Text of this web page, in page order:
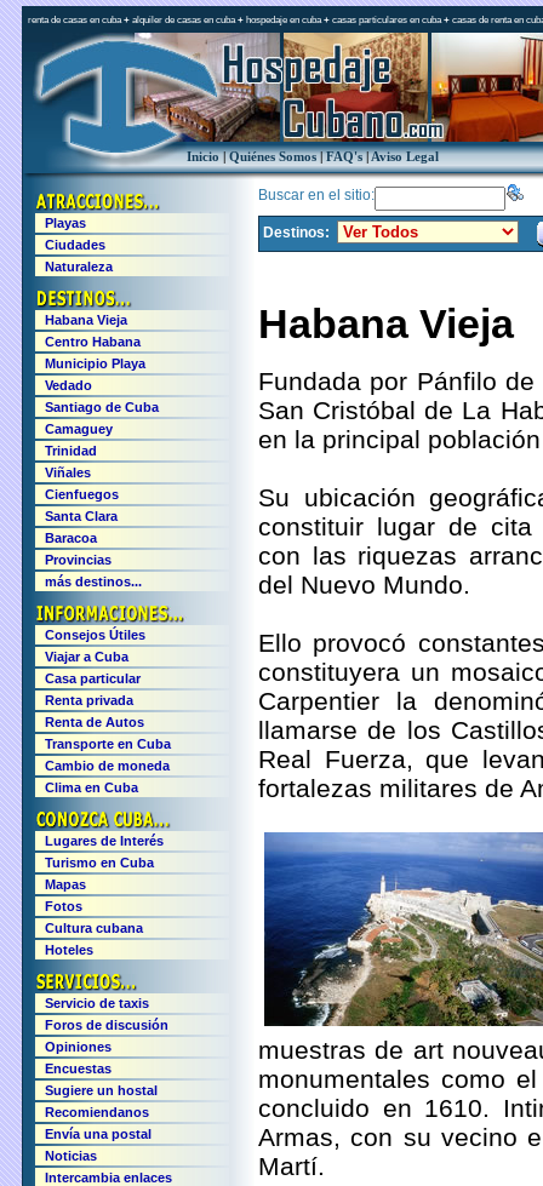
renta de casas en cuba+ alquiler de casas en cuba+ hospedaje en cuba+ casas particulares en cuba+ casas de renta en
Inicio|Quiénes Somos|FAQ's|Aviso Legal
Buscar en el sitio:
Destinos:
Habana Vieja
Fundada por Pánfilo
San Cristóbal de La
en la principal
Su ubicación
constituir lugar de
con las riquezas
del Nuevo Mundo.
Ello provocó
constituyera un
Carpentier la
llamarse de los
Real Fuerza, que
fortalezas militares de
muestras de art
monumentales como
concluido en 1610.
Armas, con su vecino
Martí.
Playas
Ciudades
Naturaleza
Habana Vieja
Centro Habana
Municipio Playa
Vedado
Santiago de Cuba
Camaguey
Trinidad
Viñales
Cienfuegos
Santa Clara
Baracoa
Provincias
más destinos...
Consejos Útiles
Viajar a Cuba
Casa particular
Renta privada
Renta de Autos
Transporte en Cuba
Cambio de moneda
Clima en Cuba
Lugares de Interés
Turismo en Cuba
Mapas
Fotos
Cultura cubana
Hoteles
Servicio de taxis
Foros de discusión
Opiniones
Encuestas
Sugiere un hostal
Recomiendanos
Envía una postal
Noticias
Intercambia enlaces